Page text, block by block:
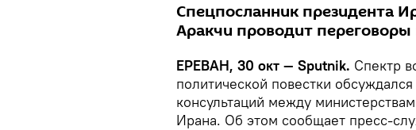
Спецпосланник президента
Аракчи проводит переговоры
ЕРЕВАН, 30 окт — Sputnik. Спектр
политической повестки
консультаций между
Ирана. Об этом сообщает пресс-